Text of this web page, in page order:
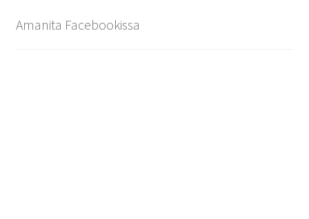
Amanita Facebookissa